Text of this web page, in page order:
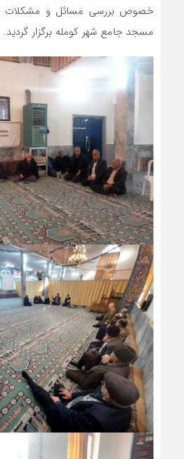
خصوص بررسی مسائل و مشکلات
مسجد جامع شهر کومله برگزار گردید.